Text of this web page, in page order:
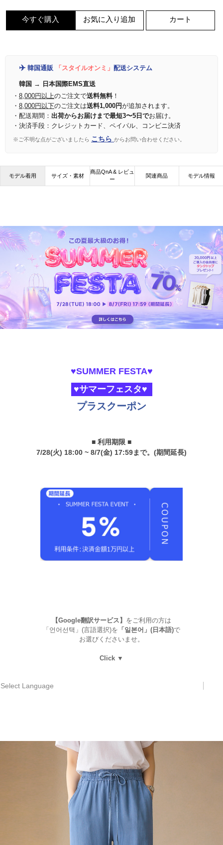
今すぐ購入 お気に入り追加 カート
✈️ 韓国通販 「スタイルオンミ」 配送システム
韓国 → 日本国際EMS直送
・ 8,000円以上のご注文で送料無料！
・ 8,000円以下のご注文は送料1,000円が追加されます。
・配送期間： 出荷からお届けまで最短3〜5日でお届け。
・決済手段：クレジットカード、ペイパル、コンビニ決済
※ご不明な点がございましたら こちら からお問い合わせください。
モデル着用 サイズ・素材
商品QnA & レビュ
ー
関連商品 モデル情報
♥SUMMER FESTA♥
♥サマーフェスタ♥
プラスクーポン
■ 利用期限 ■
7/28(火) 18:00 ~ 8/7(金) 17:59まで。(期間延長)
【Google翻訳サービス】 をご利用の方は
「언어선택」(言語選択)を 「일본어」(日本語)で
お選びくださいませ。
Click ▼
Select Language